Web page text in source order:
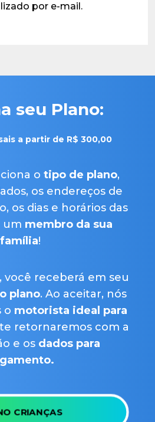
por e-mail.
seu Plano:
a partir de R$ 300,00
o tipo de plano,
os endereços de
os dias e horários das
um membro da sua
família!
você receberá em seu
plano. Ao aceitar, nós
o motorista ideal para
retornaremos com a
e os dados para
CRIANÇAS